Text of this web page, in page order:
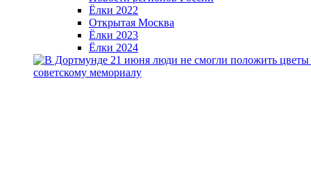
Ёлки 2022
Открытая Москва
Ёлки 2023
Ёлки 2024